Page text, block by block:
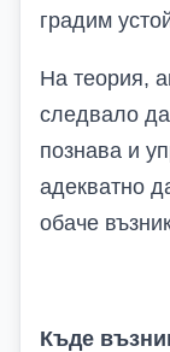
градим
На теория,
следвало
познава и
адекватно
обаче
Къде